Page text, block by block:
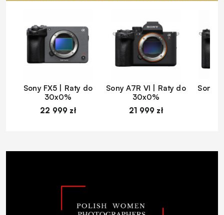
Sony FX5 | Raty do
30x0%
22 999 zł
Sony A7R VI | Raty do
30x0%
21 999 zł
Sony